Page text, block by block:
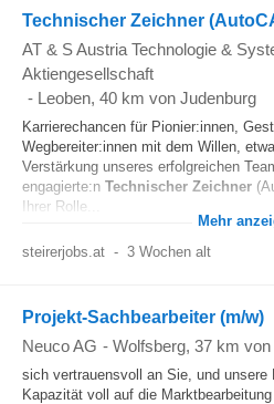
Technischer Zeichner
AT & S Austria Technologie &
Aktiengesellschaft
- Leoben, 40 km von Judenburg
Karrierechancen für Pionier:innen,
Wegbereiter:innen mit dem Willen,
Verstärkung unseres erfolgreichen
engagierte:n Technischer Zeichner
Ihrer Rolle...
Mehr
steirerjobs.at - 3 Wochen alt
Projekt-Sachbearbeiter (m/w)
Neuco AG - Wolfsberg, 37 km
sich vertrauensvoll an Sie, und unsere
Kapazität voll auf die